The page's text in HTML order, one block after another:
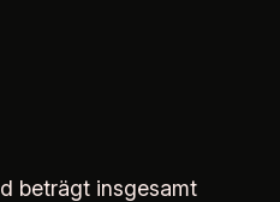
beträgt insgesamt